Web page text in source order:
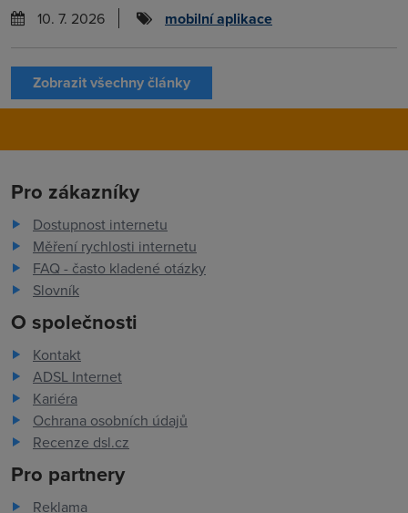
10. 7. 2026
mobilní aplikace
Zobrazit všechny články
Pro zákazníky
Dostupnost internetu
Měření rychlosti internetu
FAQ - často kladené otázky
Slovník
O společnosti
Kontakt
ADSL Internet
Kariéra
Ochrana osobních údajů
Recenze dsl.cz
Pro partnery
Reklama